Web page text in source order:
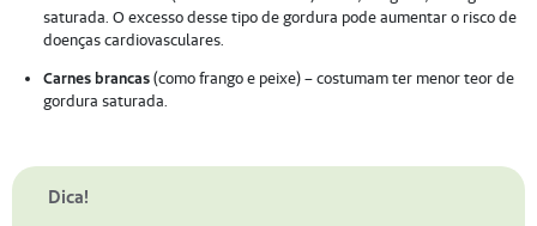
saturada. O excesso desse tipo de gordura pode aumentar o risco de
doenças cardiovasculares.
Carnes brancas(como frango e peixe) – costumam ter menor teor de
gordura saturada.
Dica!